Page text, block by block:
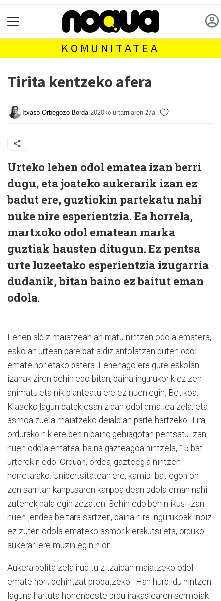
KOMUNITATEA
Tirita kentzeko afera
Itxaso Orbegozo Borda 2020ko urtarrilaren 27a
Urteko lehen odol ematea izan berri
dugu, eta joateko aukerarik izan ez
badut ere, guztiokin partekatu nahi
nuke nire esperientzia. Ea horrela,
martxoko odol ematean marka
guztiak hausten ditugun. Ez pentsa
urte luzeetako esperientzia izugarria
dudanik, bitan baino ez baitut eman
odola.
Lehen aldiz maiatzean animatu nintzen odola ematera,
eskolan urtean pare bat aldiz antolatzen duten odol
emate horietako batera. Lehenago ere gure eskolan
izanak ziren behin edo bitan, baina ingurukorik ez zen
animatu eta nik planteatu ere ez nuen egin. Betikoa.
Klaseko lagun batek esan zidan odol emailea zela, eta
asmoa zuela maiatzeko deialdian parte hartzeko. Tira,
ordurako nik ere behin baino gehiagotan pentsatu izan
nuen odola ematea, baina gazteagoa nintzela, 15 bat
urterekin edo. Orduan, ordea, gazteegia nintzen
horretarako. Unibertsitatean ere, kamioi bat egon ohi
zen sarritan kanpusaren kanpoaldean odola eman nahi
zutenek hala egin zezaten. Behin edo behin ikusi izan
nuen jendea bertara sartzen, baina nire ingurukoek inoiz
ez zuten odola emateko asmorik erakutsi eta, orduko
aukerari ere muzin egin nion.
Aukera polita zela iruditu zitzaidan maiatzeko odol
emate hori; behintzat probatzeko.
Han hurbildu nintzen
laguna hartuta horrenbeste ordu irakaslearen sermoiak